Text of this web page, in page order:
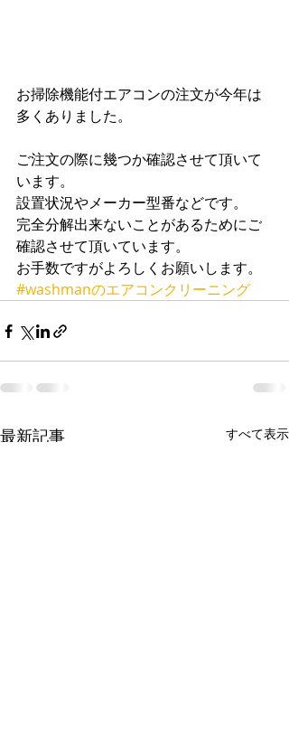
お掃除機能付エアコンの注文が今年は
多くありました。
ご注文の際に幾つか確認させて頂いて
います。
設置状況やメーカー型番などです。
完全分解出来ないことがあるためにご
確認させて頂いています。
お手数ですがよろしくお願いします。
#washmanのエアコンクリーニング
最新記事 すべて表示